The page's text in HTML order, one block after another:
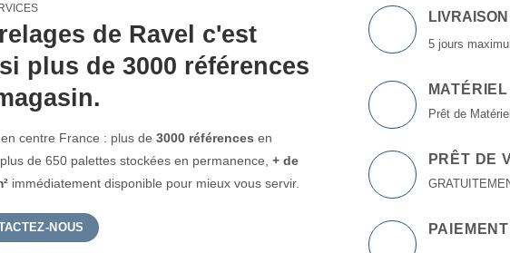
de Ravel c'est
plus de 3000 références
centre France : plus de3000 références en
de 650 palettes stockées en permanence,+ de
immédiatement disponible pour mieux vous servir.
NOUS
LIVRAISON
5 jours
Prêt de
PRÊT DE